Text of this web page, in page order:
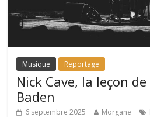
Musique Reportage
Nick Cave, la leçon
Baden
6 septembre 2025 Morgane